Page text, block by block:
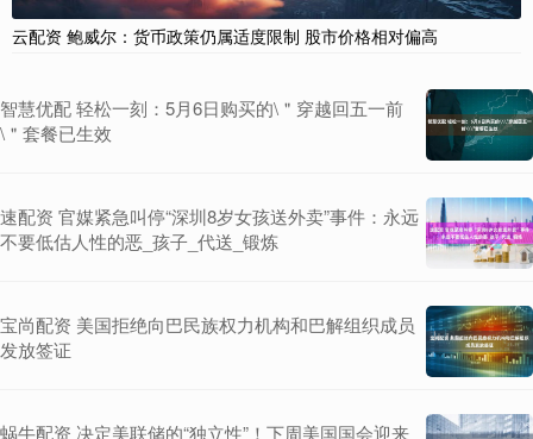
云配资 鲍威尔：货币政策仍属适度限制 股市价格相对偏高
智慧优配 轻松一刻：5月6日购买的\＂穿越回五一前
\＂套餐已生效
速配资 官媒紧急叫停“深圳8岁女孩送外卖”事件：永远
不要低估人性的恶_孩子_代送_锻炼
宝尚配资 美国拒绝向巴民族权力机构和巴解组织成员
发放签证
蜗牛配资 决定美联储的“独立性”！下周美国国会迎来